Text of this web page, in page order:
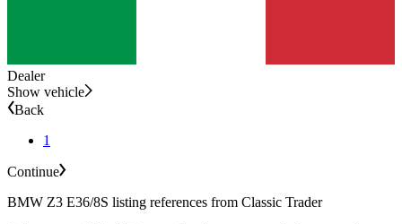
Dealer
Show vehicle
Back
1
Continue
BMW Z3 E36/8S listing references from Classic Trader